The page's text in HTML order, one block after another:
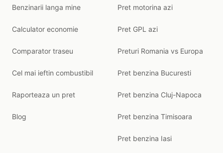
Benzinarii langa mine
Calculator economie
Comparator traseu
Cel mai ieftin combustibil
Raporteaza un pret
Blog
Pret motorina azi
Pret GPL azi
Preturi Romania vs Europa
Pret benzina Bucuresti
Pret benzina Cluj-Napoca
Pret benzina Timisoara
Pret benzina Iasi